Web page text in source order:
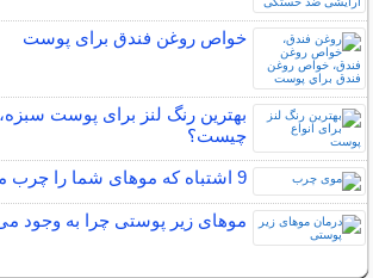
خواص روغن فندق برای پوست
بهترین رنگ لنز برای پوست
چیست؟
9 اشتباه که موهای شما را چرب می‌کند!
مو‌های زیر پوستی چرا به وجود